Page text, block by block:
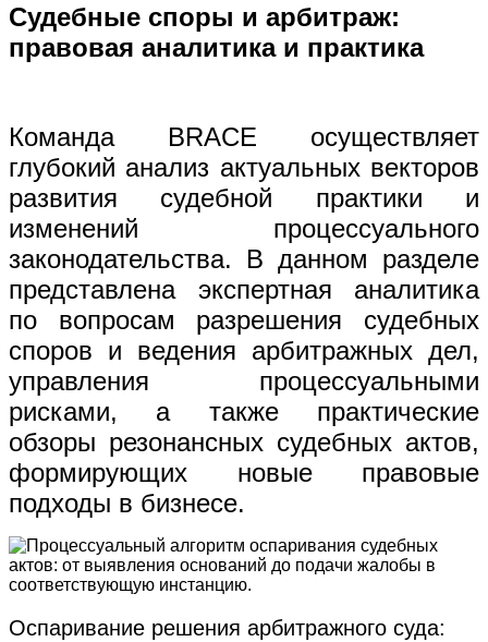
Судебные споры и арбитраж:
правовая аналитика и практика
Команда BRACE осуществляет
глубокий анализ актуальных векторов
развития судебной практики и
изменений процессуального
законодательства. В данном разделе
представлена экспертная аналитика
по вопросам разрешения судебных
споров и ведения арбитражных дел,
управления процессуальными
рисками, а также практические
обзоры резонансных судебных актов,
формирующих новые правовые
подходы в бизнесе.
Оспаривание решения арбитражного суда: